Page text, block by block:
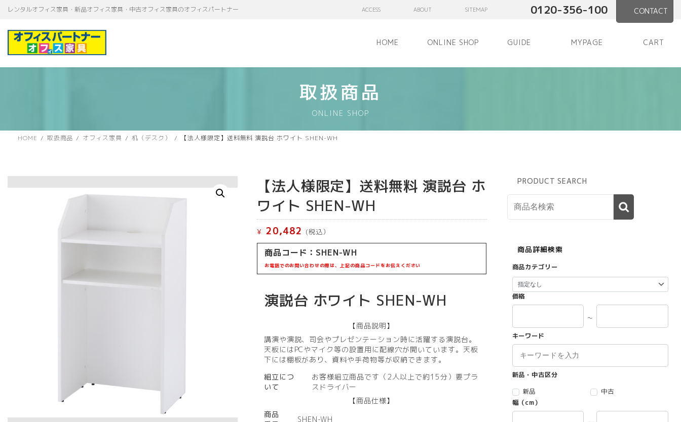
テ
ゲ
レンタルオフィス家具・新品オフィス家具・中古オフィス家具のオフィスパートナー ACCESS ABOUT SITEMAP 0120-356-100 CONTACT
HOME ONLINE SHOP GUIDE MYPAGE CART
取扱商品
ONLINE SHOP
HOME 取扱商品 オフィス家具 机（デスク） 【法人様限定】送料無料 演説台 ホワイト SHEN-WH
【法人様限定】送料無料 演説台 ホ
ワイト SHEN-WH
¥ 20,482 (税込）
商品コード： SHEN-WH
お電話でのお問い合わせの際は、上記の商品コードをお伝えください
演説台 ホワイト SHEN-WH
【商品説明】
講演や演説、司会やプレゼンテーション時に活躍する演説台。
天板にはPCやマイク等の設置用に配線穴が開いています。天板
下には棚板があり、資料や手荷物等が収納できます。
組立につ
いて
お客様組立商品です（2人以上で約15分）要プラ
スドライバー
【商品仕様】
商品
SHEN-WH
PRODUCT SEARCH
商品詳細検索
商品カテゴリー
価格
～
キーワード
新品・中古区分
新品
中古
幅（cm）